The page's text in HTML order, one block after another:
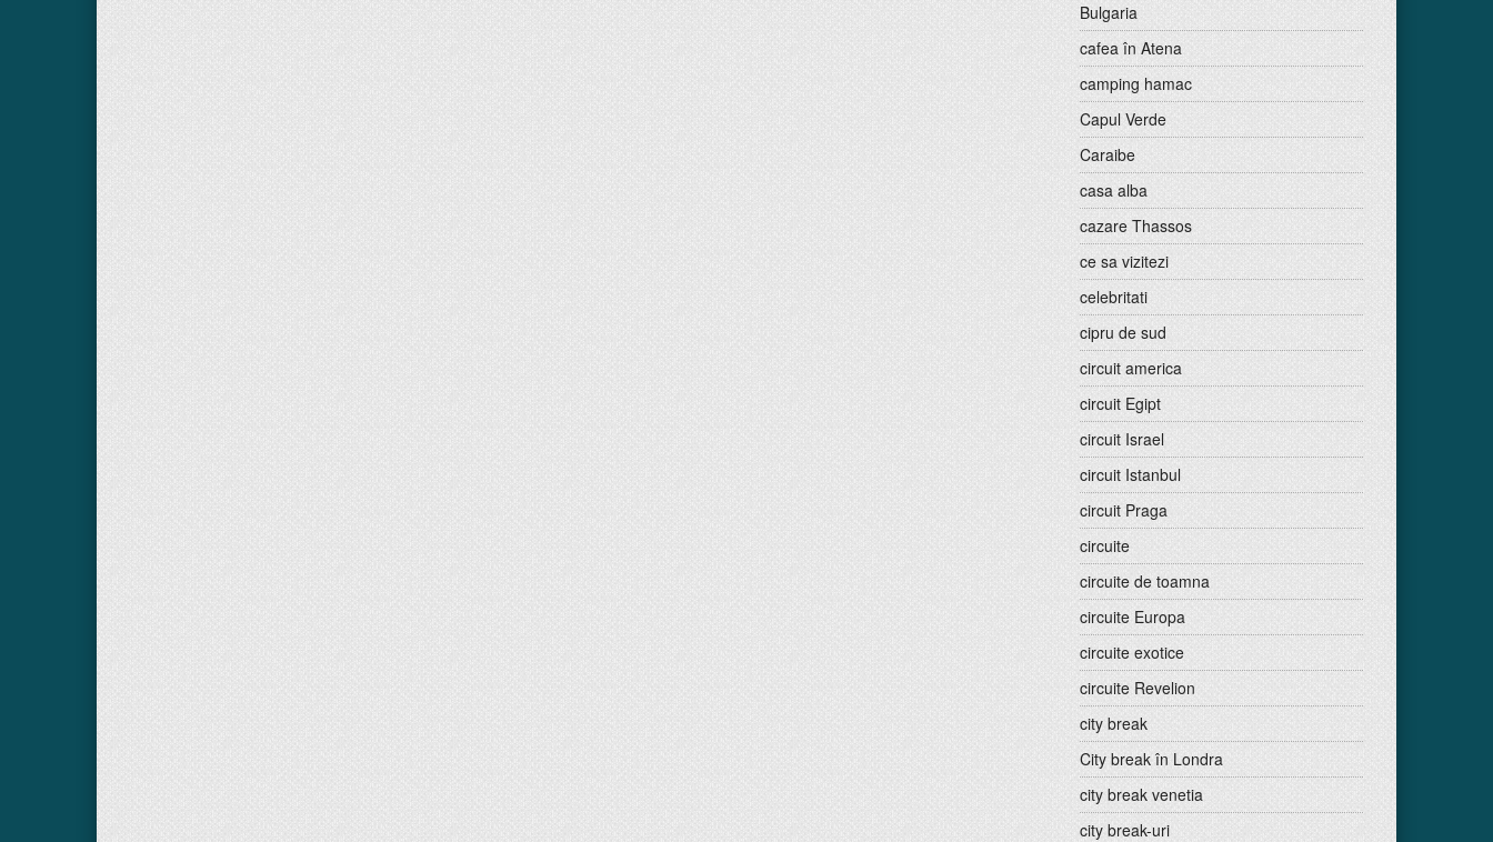
Bulgaria
cafea în Atena
camping hamac
Capul Verde
Caraibe
casa alba
cazare Thassos
ce sa vizitezi
celebritati
cipru de sud
circuit america
circuit Egipt
circuit Israel
circuit Istanbul
circuit Praga
circuite
circuite de toamna
circuite Europa
circuite exotice
circuite Revelion
city break
City break în Londra
city break venetia
city break-uri